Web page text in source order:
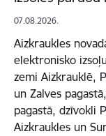
07.08.2026.
Aizkraukles
elektronisko
zemi Aizkrauklē,
un Zalves
pagastā, dzīvokli
Aizkraukles un